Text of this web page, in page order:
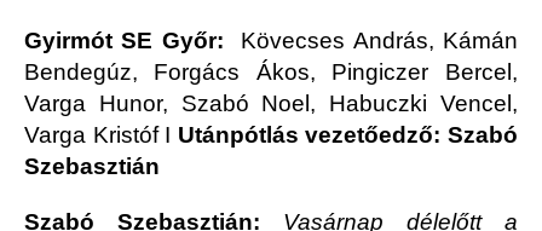
Gyirmót SE Győr: Kövecses András, Kámán
Bendegúz, Forgács Ákos, Pingiczer Bercel,
Varga Hunor, Szabó Noel, Habuczki Vencel,
Varga Kristóf I Utánpótlás vezetőedző: Szabó
Szebasztián
Szabó Szebasztián: Vasárnap délelőtt a